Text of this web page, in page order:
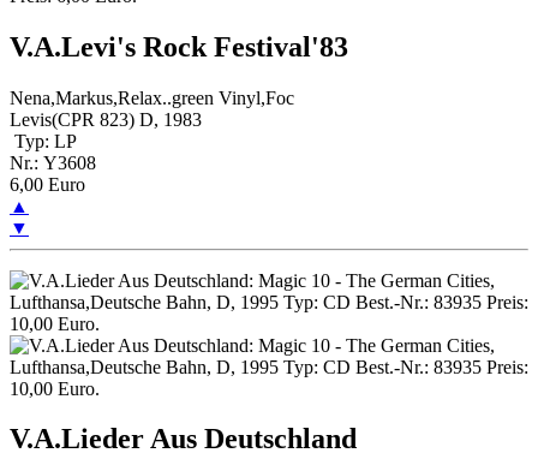
V.A.Levi's Rock Festival'83
Nena,Markus,Relax..green Vinyl,Foc
Levis(CPR 823) D, 1983
Typ: LP
Nr.: Y3608
6,00 Euro
▲
▼
V.A.Lieder Aus Deutschland